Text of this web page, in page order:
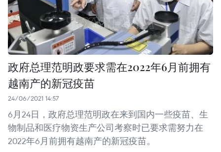
政府总理范明政要求需在2022年6月前拥有
越南产的新冠疫苗
24/06/2021 14:57
6月24日，政府总理范明政在来到国内一些疫苗、生
物制品和医疗物资生产公司考察时已要求需努力在
2022年6月前拥有越南产的新冠疫苗。